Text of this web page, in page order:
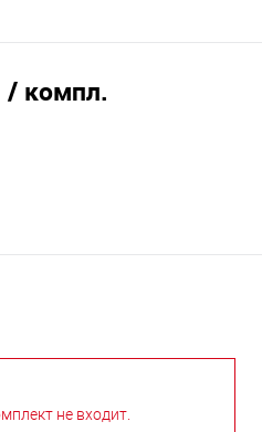
/ компл.
не входит.